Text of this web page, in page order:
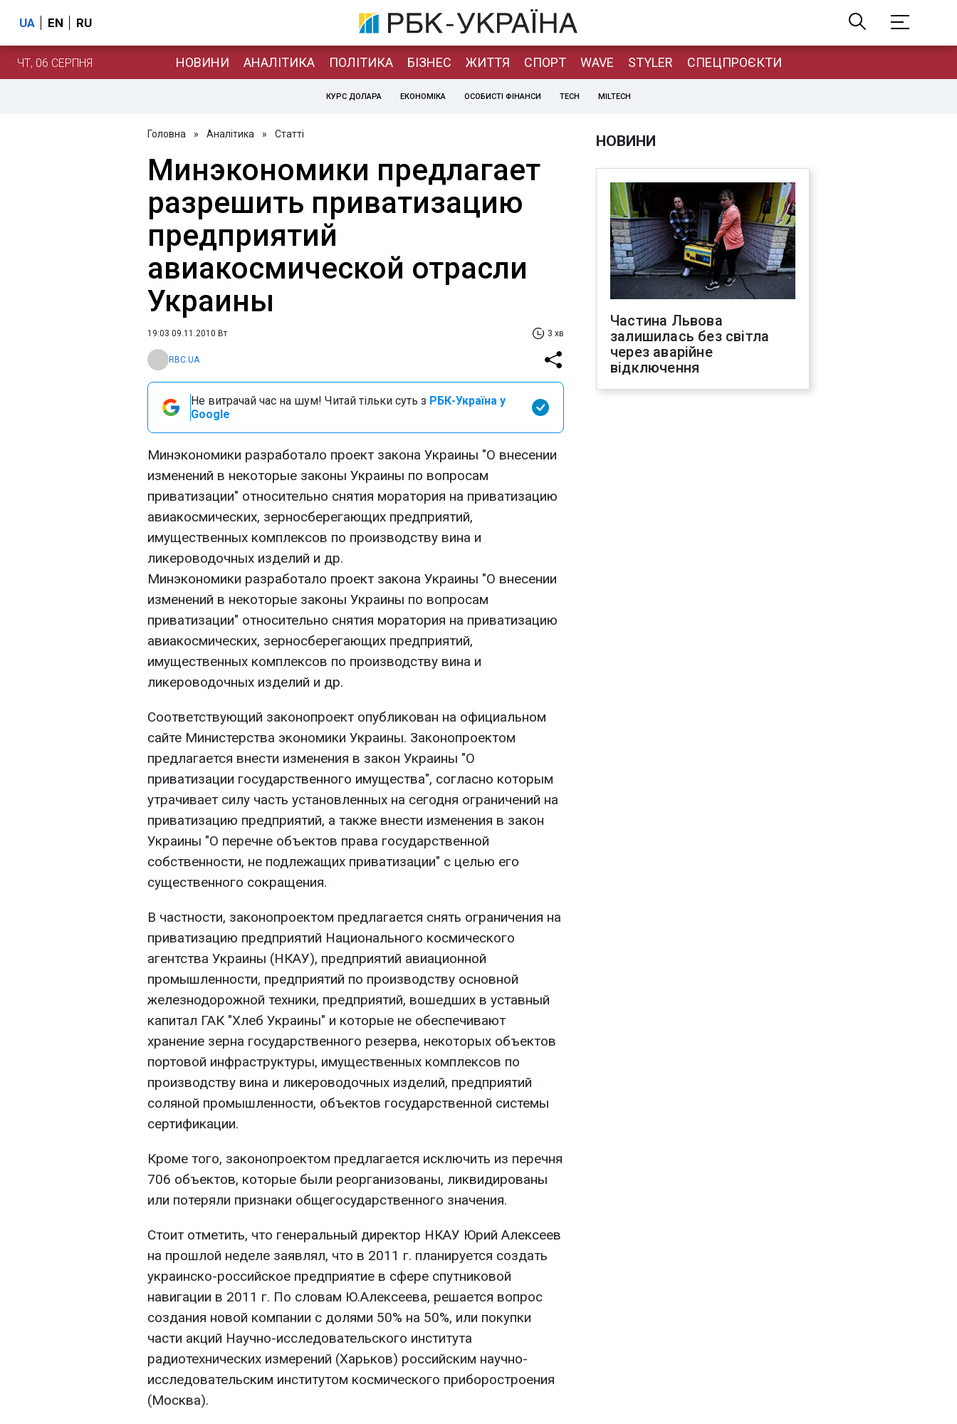
UA EN RU
ЧТ, 06 СЕРПНЯ НОВИНИ АНАЛІТИКА ПОЛІТИКА БІЗНЕС ЖИТТЯ СПОРТ WAVE STYLER СПЕЦПРОЄКТИ
КУРС ДОЛАРА ЕКОНОМІКА ОСОБИСТІ ФІНАНСИ TECH MILTECH
Головна » Аналітика » Статті
Минэкономики предлагает
разрешить приватизацию
предприятий
авиакосмической отрасли
Украины
19:03 09.11.2010 Вт 3 хв
RBC.UA
Не витрачай час на шум! Читай тільки суть з РБК-Україна у
Google
Минэкономики разработало проект закона Украины "О внесении
изменений в некоторые законы Украины по вопросам
приватизации" относительно снятия моратория на приватизацию
авиакосмических, зерносберегающих предприятий,
имущественных комплексов по производству вина и
ликероводочных изделий и др.
Минэкономики разработало проект закона Украины "О внесении
изменений в некоторые законы Украины по вопросам
приватизации" относительно снятия моратория на приватизацию
авиакосмических, зерносберегающих предприятий,
имущественных комплексов по производству вина и
ликероводочных изделий и др.
Соответствующий законопроект опубликован на официальном
сайте Министерства экономики Украины. Законопроектом
предлагается внести изменения в закон Украины "О
приватизации государственного имущества", согласно которым
утрачивает силу часть установленных на сегодня ограничений на
приватизацию предприятий, а также внести изменения в закон
Украины "О перечне объектов права государственной
собственности, не подлежащих приватизации" с целью его
существенного сокращения.
В частности, законопроектом предлагается снять ограничения на
приватизацию предприятий Национального космического
агентства Украины (НКАУ), предприятий авиационной
промышленности, предприятий по производству основной
железнодорожной техники, предприятий, вошедших в уставный
капитал ГАК "Хлеб Украины" и которые не обеспечивают
хранение зерна государственного резерва, некоторых объектов
портовой инфраструктуры, имущественных комплексов по
производству вина и ликероводочных изделий, предприятий
соляной промышленности, объектов государственной системы
сертификации.
Кроме того, законопроектом предлагается исключить из перечня
706 объектов, которые были реорганизованы, ликвидированы
или потеряли признаки общегосударственного значения.
Стоит отметить, что генеральный директор НКАУ Юрий Алексеев
на прошлой неделе заявлял, что в 2011 г. планируется создать
украинско-российское предприятие в сфере спутниковой
навигации в 2011 г. По словам Ю.Алексеева, решается вопрос
создания новой компании с долями 50% на 50%, или покупки
части акций Научно-исследовательского института
радиотехнических измерений (Харьков) российским научно-
исследовательским институтом космического приборостроения
(Москва).
НОВИНИ
Частина Львова
залишилась без світла
через аварійне
відключення